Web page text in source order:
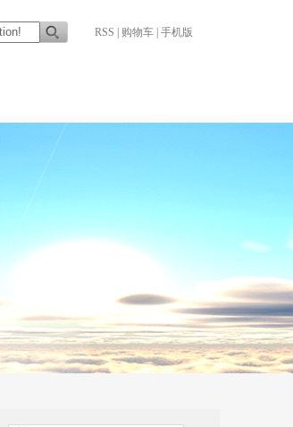
RSS 购物车 手机版